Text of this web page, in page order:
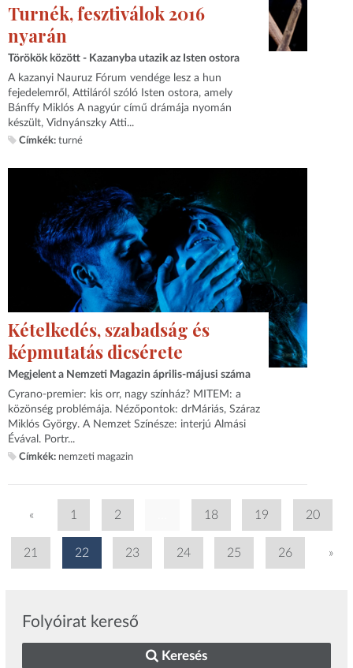
Turnék, fesztiválok 2016
nyarán
Törökök között - Kazanyba utazik az Isten ostora
A kazanyi Nauruz Fórum vendége lesz a hun
fejedelemről, Attiláról szóló Isten ostora, amely
Bánffy Miklós A nagyúr című drámája nyomán
készült, Vidnyánszky Atti...
Címkék: turné
Kételkedés, szabadság és
képmutatás dicsérete
Megjelent a Nemzeti Magazin április-májusi száma
Cyrano-premier: kis orr, nagy színház? MITEM: a
közönség problémája. Nézőpontok: drMáriás, Száraz
Miklós György. A Nemzet Színésze: interjú Almási
Évával. Portr...
Címkék: nemzeti magazin
« 1 2 18 19 20
21 22 23 24 25 26 »
Folyóirat kereső
Keresés